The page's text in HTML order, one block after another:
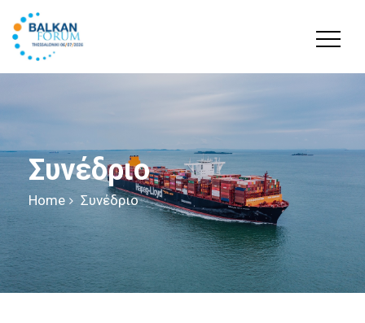
Συνέδριο
Home Συνέδριο